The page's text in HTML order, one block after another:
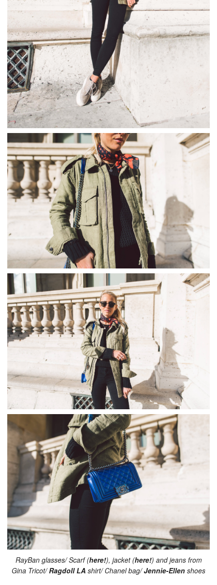
RayBan glasses/ Scarf (here!), jacket (here!) and jeans from
Gina Tricot/Ragdoll LA shirt/ Chanel bag/Jennie-Ellen shoes